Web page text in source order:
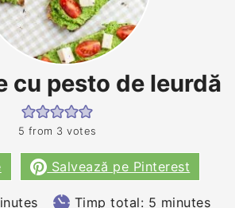
cu pesto de leurdă
5 from 3 votes
Salvează pe Pinterest
Timp total: 5 minutes
minutes